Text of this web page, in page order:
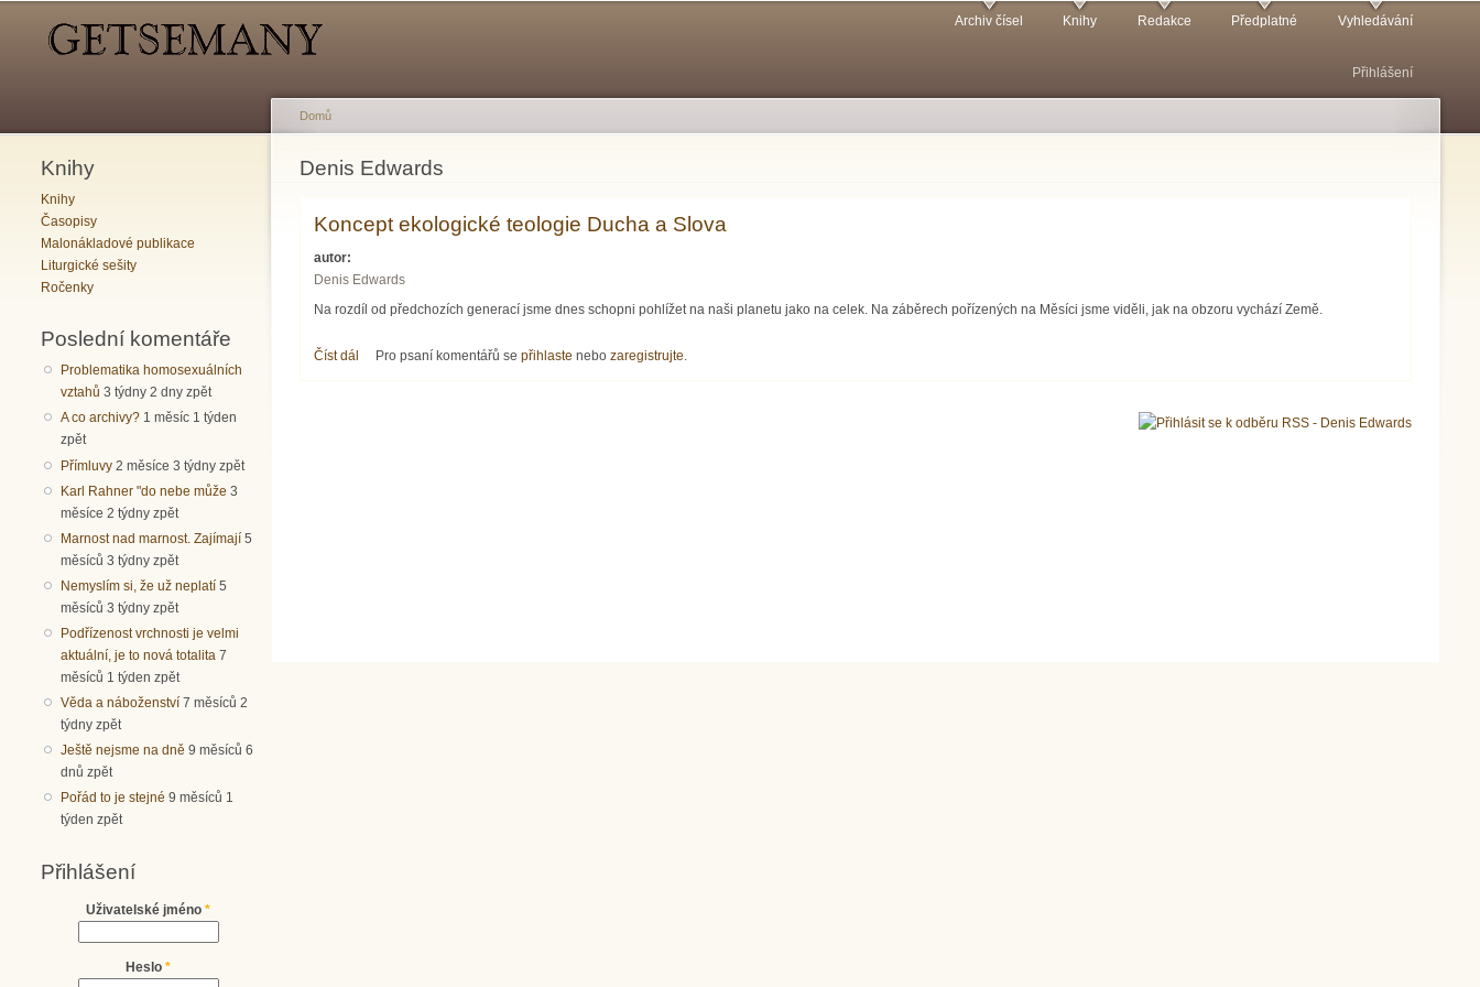
Archiv čísel Knihy Redakce Předplatné Vyhledávání
Přihlášení
Knihy
Knihy
Časopisy
Malonákladové publikace
Liturgické sešity
Ročenky
Poslední komentáře
Problematika homosexuálních
vztahů 3 týdny 2 dny zpět
A co archivy? 1 měsíc 1 týden
zpět
Přímluvy 2 měsíce 3 týdny zpět
Karl Rahner "do nebe může 3
měsíce 2 týdny zpět
Marnost nad marnost. Zajímají 5
měsíců 3 týdny zpět
Nemyslím si, že už neplatí 5
měsíců 3 týdny zpět
Podřízenost vrchnosti je velmi
aktuální, je to nová totalita 7
měsíců 1 týden zpět
Věda a náboženství 7 měsíců 2
týdny zpět
Ještě nejsme na dně 9 měsíců 6
dnů zpět
Pořád to je stejné 9 měsíců 1
týden zpět
Přihlášení
Uživatelské jméno *
Heslo *
Jste zde
Domů
Denis Edwards
Koncept ekologické teologie Ducha a Slova
autor:
Denis Edwards
Na rozdíl od předchozích generací jsme dnes schopni pohlížet na naši planetu jako na celek. Na záběrech pořízených na Měsíci jsme viděli, jak na obzoru vychází Země.
Číst dál Koncept ekologické teologie Ducha a Slova
Pro psaní komentářů sepřihlaste nebozaregistrujte